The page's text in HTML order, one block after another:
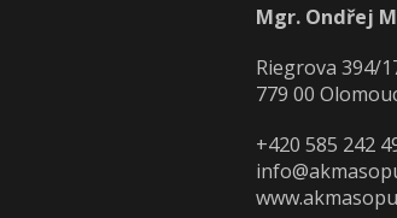
Mgr. Ondřej
Riegrova 394/
779 00
+420 585 242